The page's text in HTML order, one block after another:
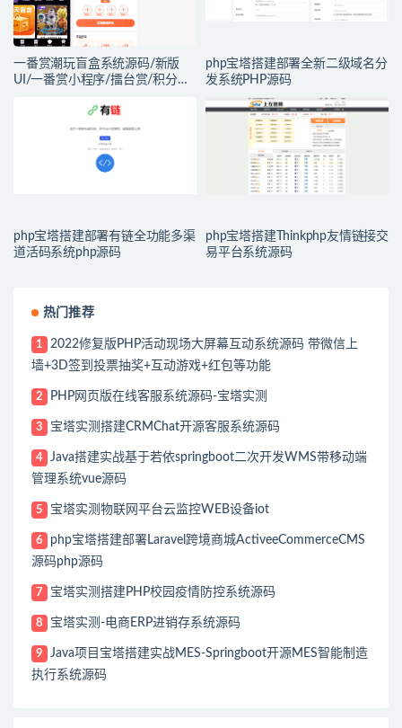
一番赏潮玩盲盒系统源码/新版
UI/一番赏小程序/擂台赏/积分赏/
php宝塔搭建部署全新二级域名分
发系统PHP源码
php宝塔搭建部署有链全功能多渠
道活码系统php源码
php宝塔搭建Thinkphp友情链接交
易平台系统源码
热门推荐
1
2022修复版PHP活动现场大屏幕互动系统源码 带微信上
墙+3D签到投票抽奖+互动游戏+红包等功能
2 PHP网页版在线客服系统源码-宝塔实测
3 宝塔实测搭建CRMChat开源客服系统源码
4
Java搭建实战基于若依springboot二次开发WMS带移动端
管理系统vue源码
5 宝塔实测物联网平台云监控WEB设备iot
6
php宝塔搭建部署Laravel跨境商城ActiveeCommerceCMS
源码php源码
7 宝塔实测搭建PHP校园疫情防控系统源码
8 宝塔实测-电商ERP进销存系统源码
9
Java项目宝塔搭建实战MES-Springboot开源MES智能制造
执行系统源码